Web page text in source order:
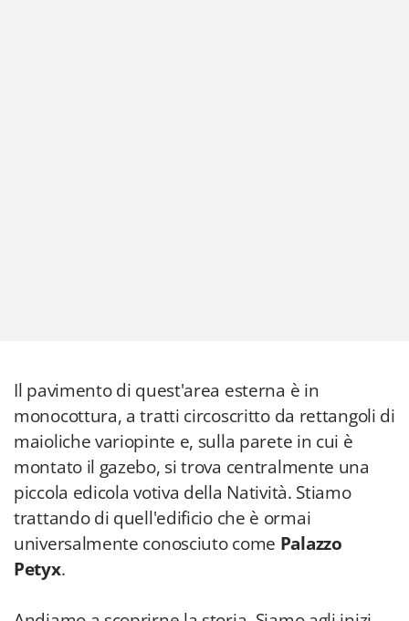
Il pavimento di quest'area esterna è in
monocottura, a tratti circoscritto da rettangoli di
maioliche variopinte e, sulla parete in cui è
montato il gazebo, si trova centralmente una
piccola edicola votiva della Natività. Stiamo
trattando di quell'edificio che è ormai
universalmente conosciuto come Palazzo
Petyx.